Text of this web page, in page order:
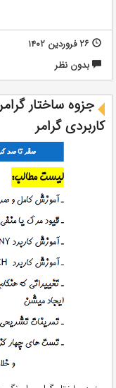
۲۶ فروردین ۱۴۰۲
بدون نظر
کاربردی گرامر